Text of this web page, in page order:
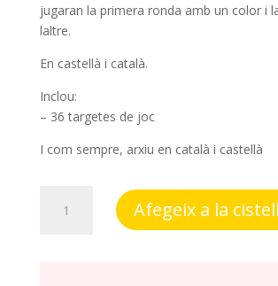
jugaran la primera ronda amb un color i
laltre.
En castellà i català.
Inclou:
– 36 targetes de joc
I com sempre, arxiu en català i castellà
Afegeix a la